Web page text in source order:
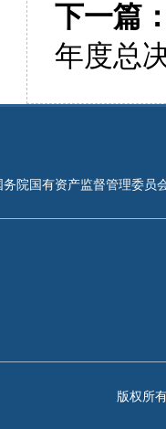
下一篇
年度总
务院国有资产监督管理委员
版权所